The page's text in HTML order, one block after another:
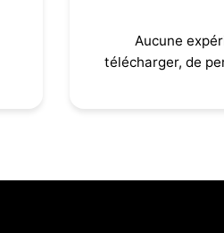
Aucune
télécharger, de